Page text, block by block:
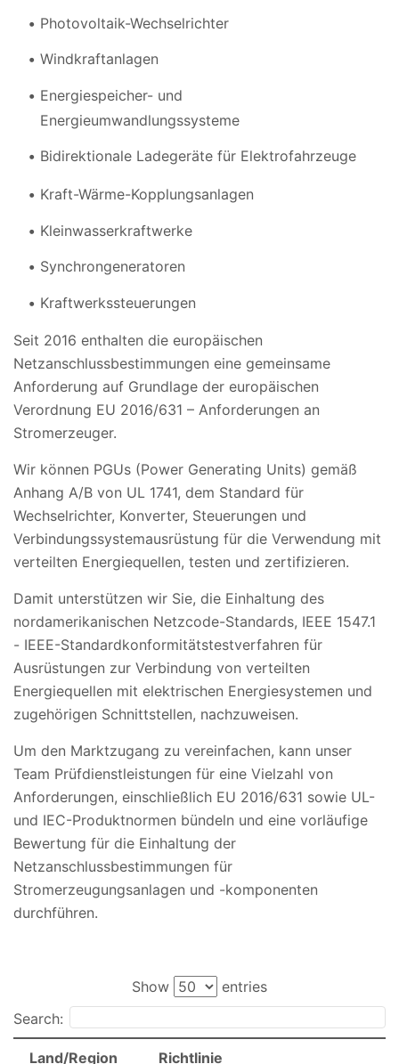
Photovoltaik-Wechselrichter
Windkraftanlagen
Energiespeicher- und
Energieumwandlungssysteme
Bidirektionale Ladegeräte für Elektrofahrzeuge
Kraft-Wärme-Kopplungsanlagen
Kleinwasserkraftwerke
Synchrongeneratoren
Kraftwerkssteuerungen
Seit 2016 enthalten die europäischen
Netzanschlussbestimmungen eine gemeinsame
Anforderung auf Grundlage der europäischen
Verordnung EU 2016/631 – Anforderungen an
Stromerzeuger.
Wir können PGUs (Power Generating Units) gemäß
Anhang A/B von UL 1741, dem Standard für
Wechselrichter, Konverter, Steuerungen und
Verbindungssystemausrüstung für die Verwendung mit
verteilten Energiequellen, testen und zertifizieren.
Damit unterstützen wir Sie, die Einhaltung des
nordamerikanischen Netzcode-Standards, IEEE 1547.1
- IEEE-Standardkonformitätstestverfahren für
Ausrüstungen zur Verbindung von verteilten
Energiequellen mit elektrischen Energiesystemen und
zugehörigen Schnittstellen, nachzuweisen.
Um den Marktzugang zu vereinfachen, kann unser
Team Prüfdienstleistungen für eine Vielzahl von
Anforderungen, einschließlich EU 2016/631 sowie UL-
und IEC-Produktnormen bündeln und eine vorläufige
Bewertung für die Einhaltung der
Netzanschlussbestimmungen für
Stromerzeugungsanlagen und -komponenten
durchführen.
Show
entries
Search:
Land/Region Richtlinie